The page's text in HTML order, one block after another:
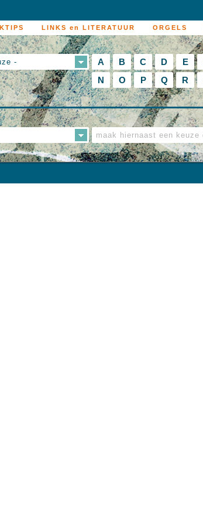
LINKS en LITERATUUR ORGELS
- A B C D E
N
O P Q R